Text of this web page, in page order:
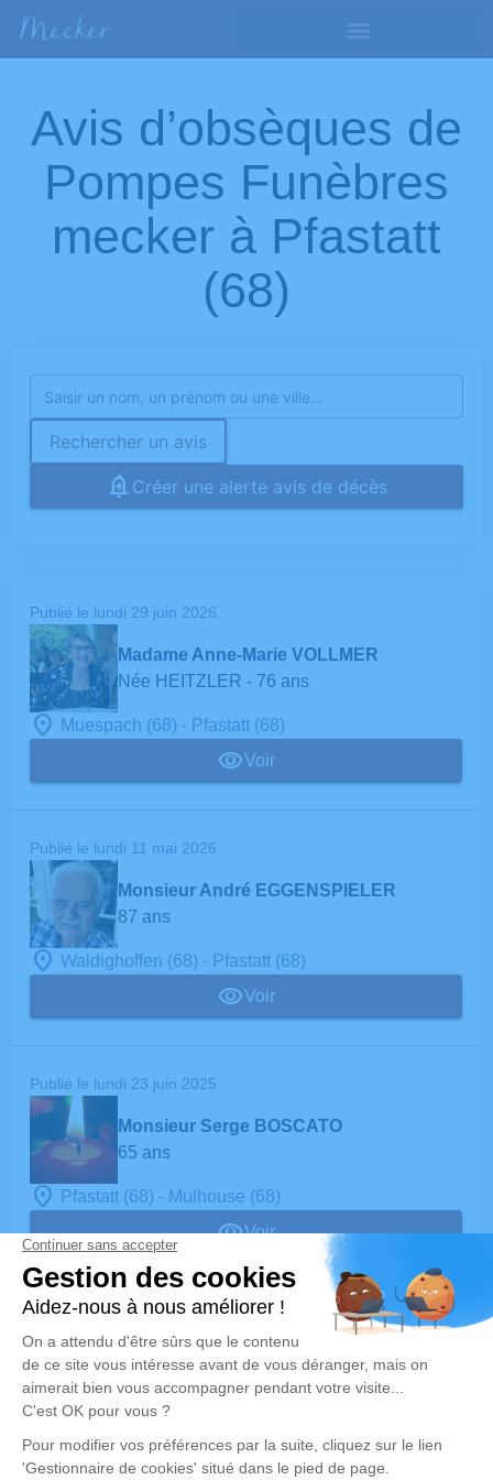
Avis d’obsèques de
Pompes Funèbres
mecker à Pfastatt
(68)
Rechercher un avis
Créer une alerte avis de décès
Publié le lundi 29 juin 2026
Madame Anne-Marie VOLLMER
Née HEITZLER - 76 ans
Muespach (68) - Pfastatt (68)
Voir
Publié le lundi 11 mai 2026
Monsieur André EGGENSPIELER
87 ans
Waldighoffen (68) - Pfastatt (68)
Voir
Publié le lundi 23 juin 2025
Monsieur Serge BOSCATO
65 ans
Pfastatt (68) - Mulhouse (68)
Voir
Rechercher un avis